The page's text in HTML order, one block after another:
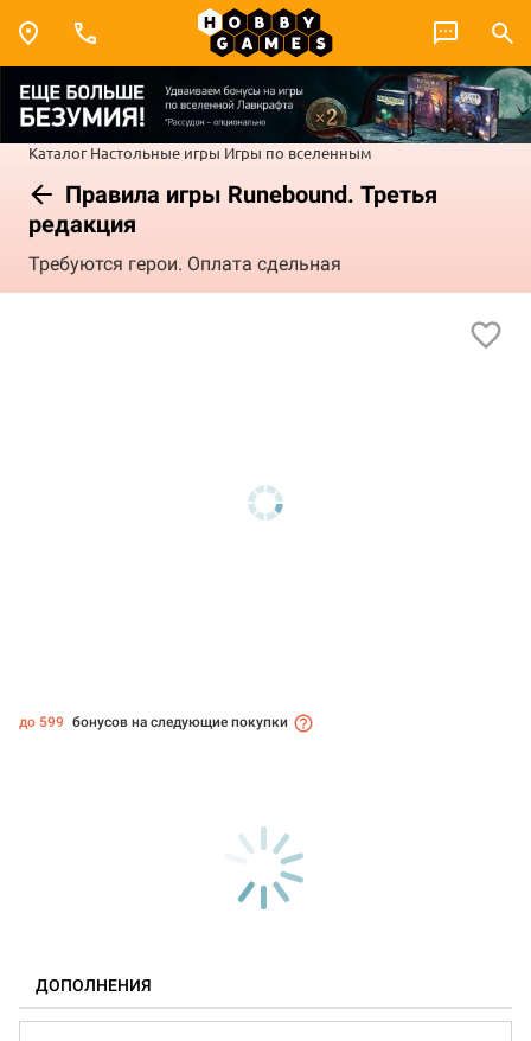
Каталог Настольные игры Игры по вселенным
Правила игры Runebound. Третья
редакция
Требуются герои. Оплата сдельная
до 599 бонусов на следующие покупки
ДОПОЛНЕНИЯ